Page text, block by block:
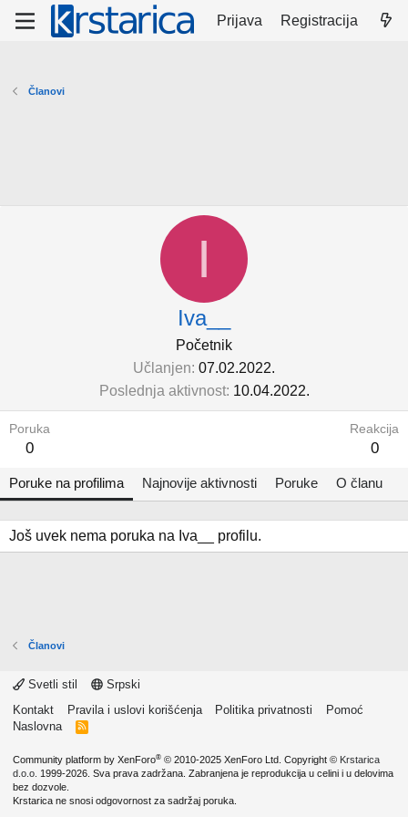
Prijava Registracija
Članovi
I
Iva__
Početnik
Učlanjen 07.02.2022.
Poslednja aktivnost 10.04.2022.
Poruka
0
Reakcija
0
Poruke na profilima Najnovije aktivnosti Poruke O članu
Još uvek nema poruka na Iva__ profilu.
Članovi
Svetli stil
Srpski
Kontakt
Pravila i uslovi korišćenja Politika privatnosti
Pomoć
Naslovna
R
Community platform by XenForo® © 2010-2025 XenForo Ltd. Copyright © Krstarica
d.o.o. 1999-2026. Sva prava zadržana. Zabranjena je reprodukcija u celini i u delovima
bez dozvole.
Krstarica ne snosi odgovornost za sadržaj poruka.